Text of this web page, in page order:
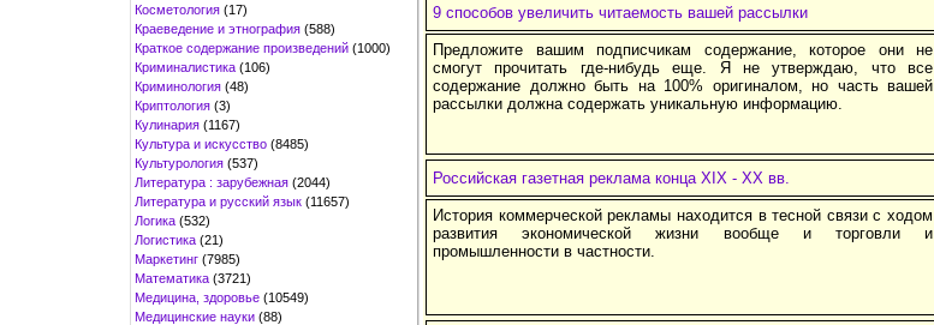
Косметология (17)
Краеведение и этнография (588)
Краткое содержание произведений (1000)
Криминалистика (106)
Криминология (48)
Криптология (3)
Кулинария (1167)
Культура и искусство (8485)
Культурология (537)
Литература : зарубежная (2044)
Литература и русский язык (11657)
Логика (532)
Логистика (21)
Маркетинг (7985)
Математика (3721)
Медицина, здоровье (10549)
Медицинские науки (88)
9 способов увеличить читаемость вашей рассылки
Предложите вашим подписчикам содержание, которое они не
смогут прочитать где-нибудь еще. Я не утверждаю, что все
содержание должно быть на 100% оригиналом, но часть вашей
рассылки должна содержать уникальную информацию.
Российская газетная реклама конца XIX - XX вв.
История коммерческой рекламы находится в тесной связи с ходом
развития экономической жизни вообще и торговли и
промышленности в частности.